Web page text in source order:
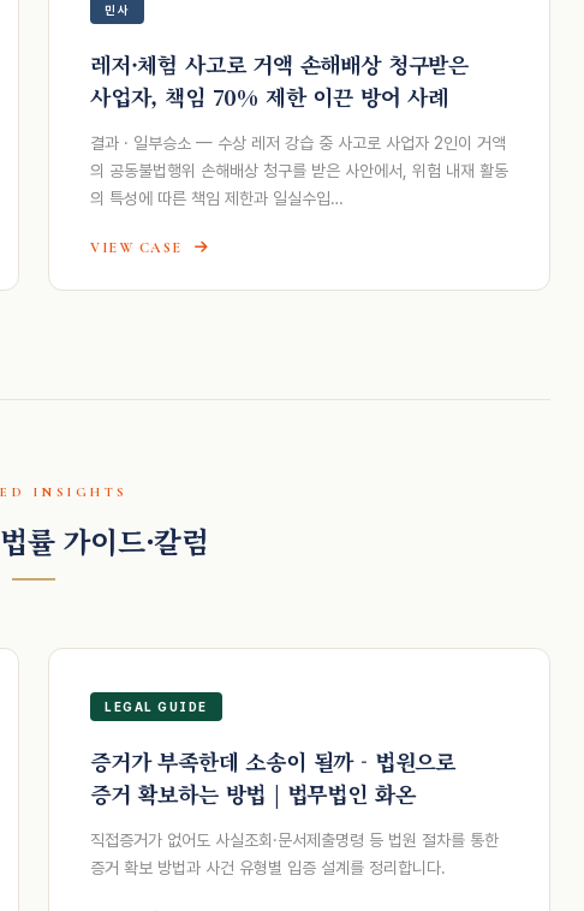
민사
레저·체험 사고로 거액 손해배상 청구받은
사업자, 책임 70% 제한 이끈 방어 사례
결과 · 일부승소 — 수상 레저 강습 중 사고로 사업자 2인이 거액
의 공동불법행위 손해배상 청구를 받은 사안에서, 위험 내재 활동
의 특성에 따른 책임 제한과 일실수입…
VIEW CASE
INSIGHTS
률 가이드·칼럼
LEGAL GUIDE
증거가 부족한데 소송이 될까 - 법원으로
증거 확보하는 방법 | 법무법인 화온
직접증거가 없어도 사실조회·문서제출명령 등 법원 절차를 통한
증거 확보 방법과 사건 유형별 입증 설계를 정리합니다.